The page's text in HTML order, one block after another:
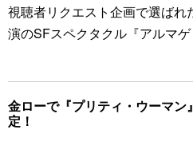
視聴者リクエスト企画で選ばれ
演のSFスペクタクル『アルマゲ
金ローで『プリティ・ウーマ
定！